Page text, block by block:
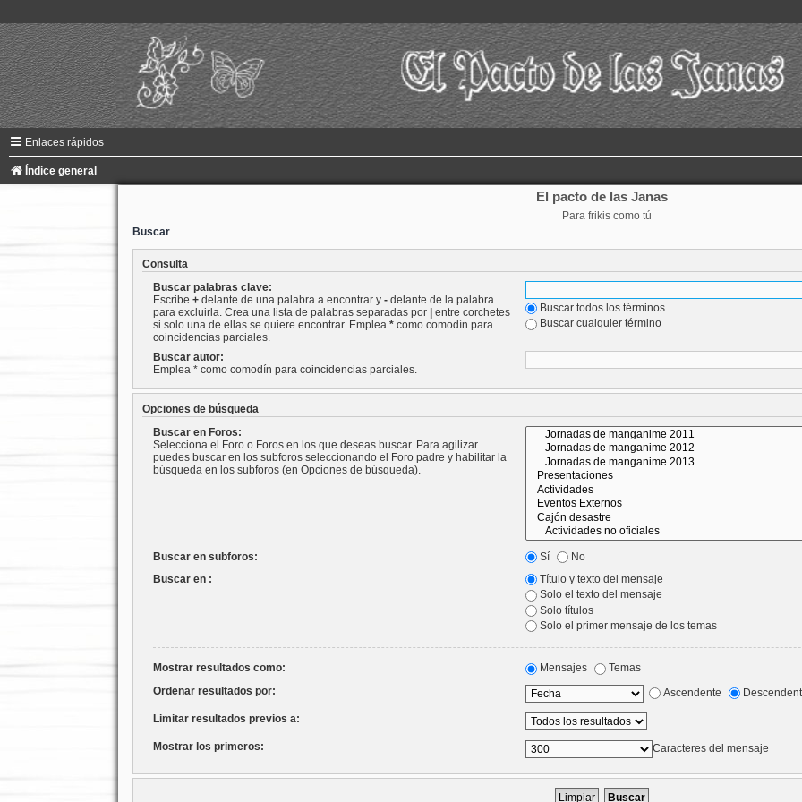
Enlaces rápidos
Índice general
El pacto de las Janas
Para frikis como tú
Buscar
Consulta
Buscar palabras clave:
Escribe +delante de una palabra a encontrar y -delante de la palabra
para excluirla. Crea una lista de palabras separadas por
entre corchetes
si solo una de ellas se quiere encontrar. Emplea *como comodín para
coincidencias parciales.
Buscar todos los términos
Buscar cualquier término
Buscar autor:
Emplea * como comodín para coincidencias parciales.
Opciones de búsqueda
Buscar en Foros:
Selecciona el Foro o Foros en los que deseas buscar. Para agilizar
puedes buscar en los subforos seleccionando el Foro padre y habilitar la
búsqueda en los subforos (en Opciones de búsqueda).
Buscar en subforos: Sí
No
Buscar en :
Título y texto del mensaje
Solo el texto del mensaje
Solo títulos
Solo el primer mensaje de los temas
Mostrar resultados como: Mensajes
Temas
Ordenar resultados por:
Ascendente
Limitar resultados previos a:
Mostrar los primeros: Caracteres del mensaje